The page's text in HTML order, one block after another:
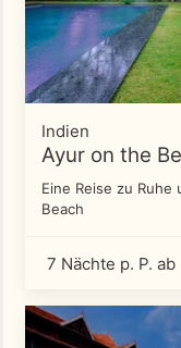
Indien
Ayur on the
Eine Reise zu
Beach
7 Nächte p. P. ab